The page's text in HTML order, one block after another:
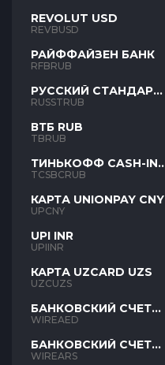
REVOLUT USD
REVBUSD
РАЙФФАЙЗЕН БАНК
RFBRUB
РУССКИЙ СТАНДАРТ
RUB
RUSSTRUB
ВТБ RUB
TBRUB
ТИНЬКОФФ CASH-IN
RUB
TCSBCRUB
КАРТА UNIONPAY CNY
UPCNY
UPI INR
UPIINR
КАРТА UZCARD UZS
UZCUZS
БАНКОВСКИЙ СЧЕТ
AED
WIREAED
БАНКОВСКИЙ СЧЕТ
ARS
WIREARS